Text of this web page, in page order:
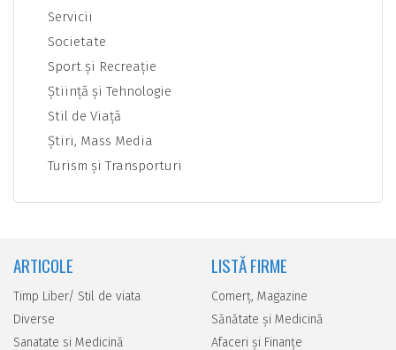
Servicii
Societate
Sport şi Recreaţie
Ştiinţă şi Tehnologie
Stil de Viaţă
Ştiri, Mass Media
Turism şi Transporturi
ARTICOLE
Timp Liber/ Stil de viata
Diverse
Sanatate si Medicină
LISTĂ FIRME
Comerţ, Magazine
Sănătate şi Medicină
Afaceri şi Finanţe